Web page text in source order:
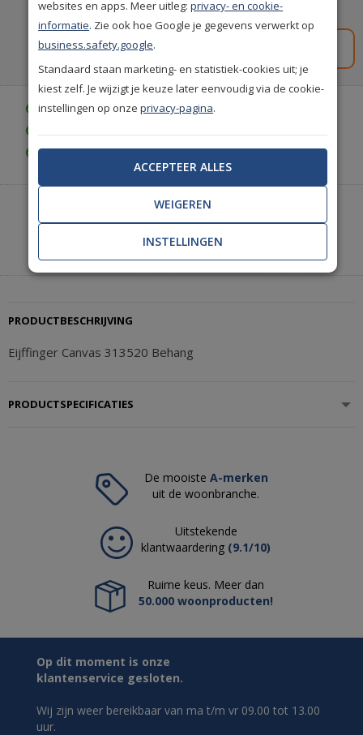
Spaar140premium punten i
Gratis bezorgd vanaf € 35,-
Gratis achteraf betalen
Heeft u hulp nodig of wilt u telefonisch bestellen?
Neem contact met ons op.
+31(0)85 888 3671
| Start met chatten
PRODUCTBESCHRIJVING
Eijffinger Canvas 313520 Behang
PRODUCTSPECIFICATIES
De mooiste A-merken
uit de woonbranche.
Uitstekende
klantwaardering (9.1/10)
Ruime keus. Meer dan
50.000 woonproducten!
Op dit moment is onze
klantenservice gesloten.
Wij zijn weer bereikbaar van ma t/m vr 09.00 tot 13.00
uur.
websites en apps. Meer uitleg:privacy- en cookie-
informatie. Zie ook hoe Google je gegevens verwerkt op
business.safety.google.
Standaard staan marketing- en statistiek-cookies uit; je
kiest zelf. Je wijzigt je keuze later eenvoudig via de cookie-
instellingen op onzeprivacy-pagina.
ACCEPTEER ALLES
WEIGEREN
INSTELLINGEN